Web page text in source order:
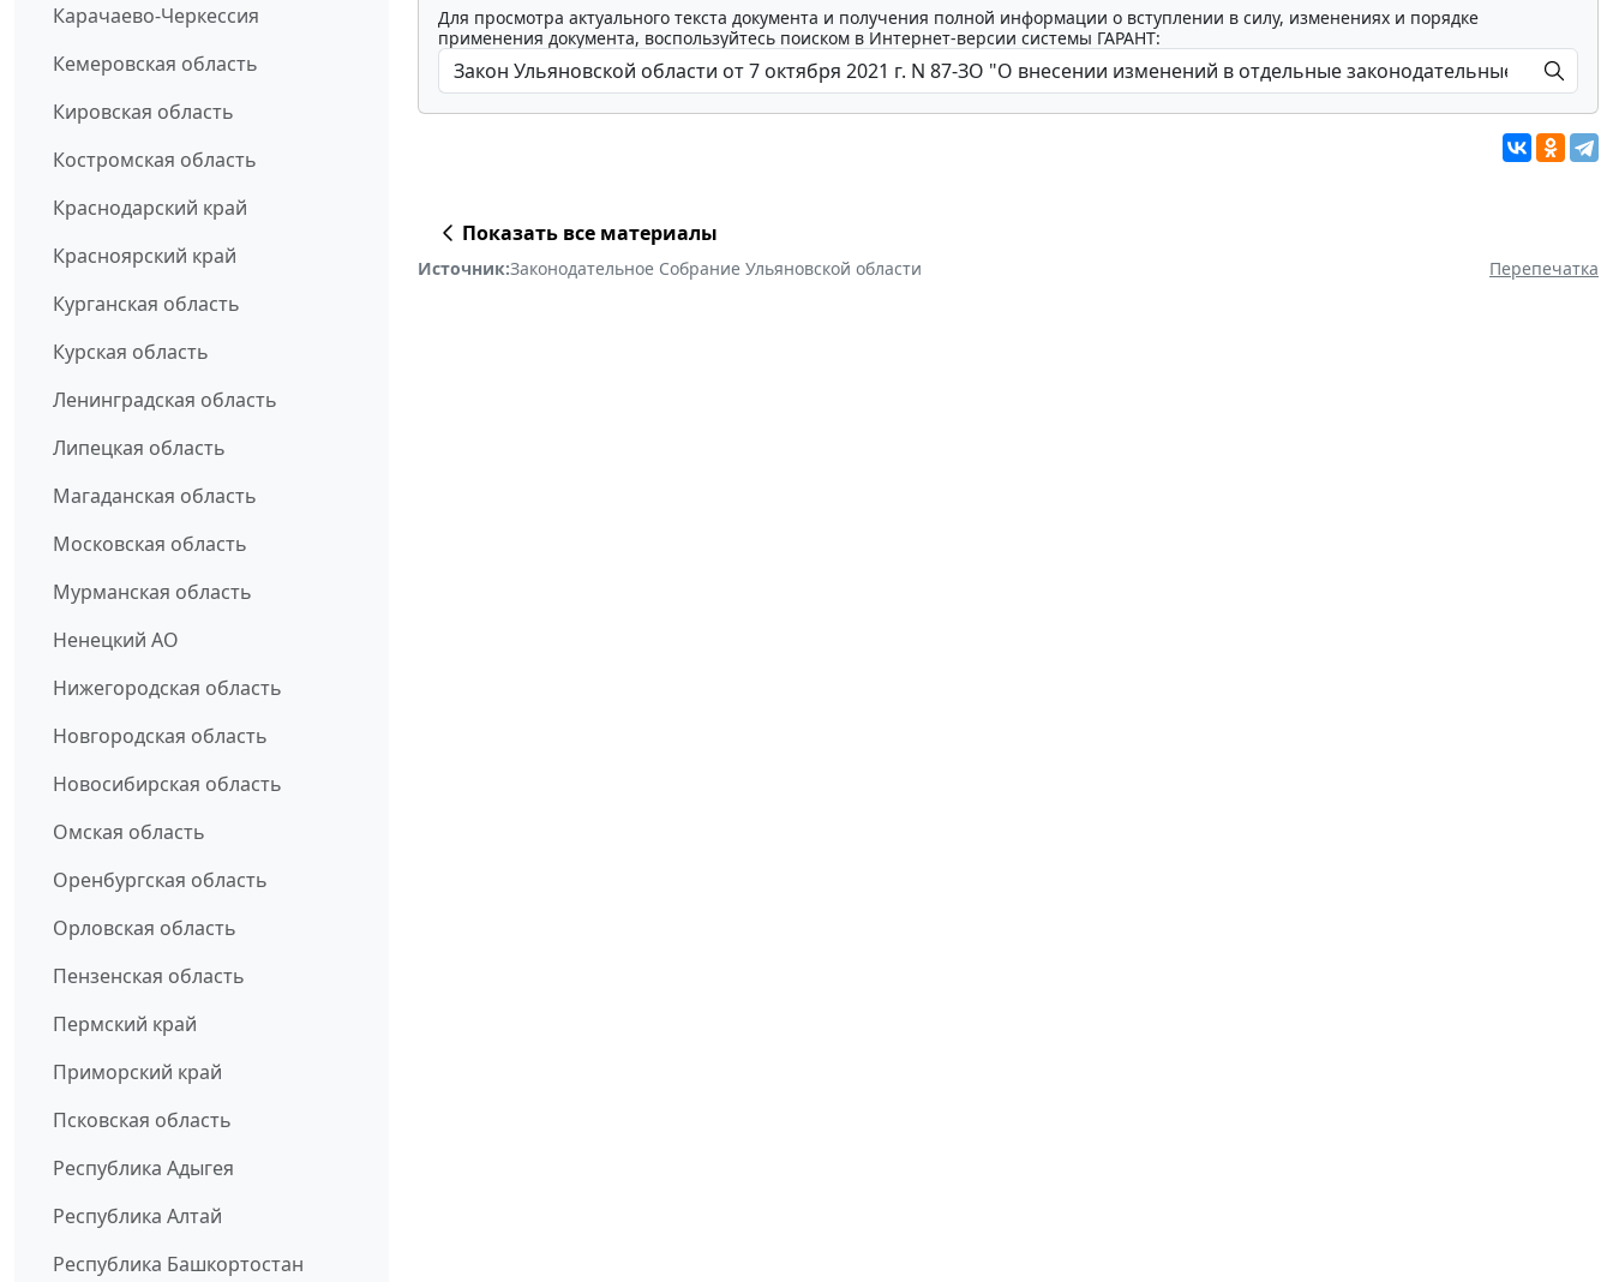
Карачаево-Черкессия
Кемеровская область
Кировская область
Костромская область
Краснодарский край
Красноярский край
Курганская область
Курская область
Ленинградская область
Липецкая область
Магаданская область
Московская область
Мурманская область
Ненецкий АО
Нижегородская область
Новгородская область
Новосибирская область
Омская область
Оренбургская область
Орловская область
Пензенская область
Пермский край
Приморский край
Псковская область
Республика Адыгея
Республика Алтай
Республика Башкортостан
Для просмотра актуального текста документа и получения полной информации о вступлении в силу, изменениях и порядке
применения документа, воспользуйтесь поиском в Интернет-версии системы ГАРАНТ:
Показать все материалы
Источник:Законодательное Собрание Ульяновской области Перепечатка